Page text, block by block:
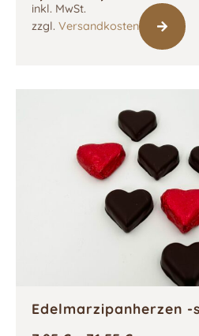
inkl. MwSt.
zzgl. Versandkosten
Edelmarzipanherzen